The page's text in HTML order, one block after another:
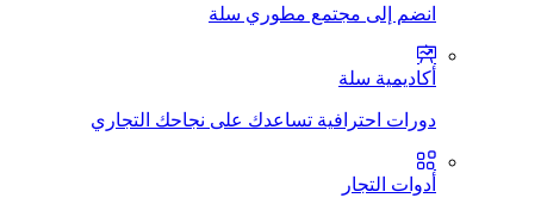
انضم إلى مجتمع مطوري سلة
أكاديمية سلة
دورات احترافية تساعدك على نجاحك التجاري
أدوات التجار